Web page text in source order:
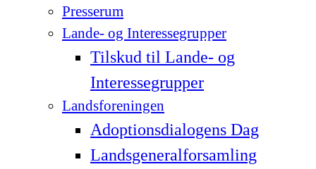
Presserum
Lande- og Interessegrupper
Tilskud til Lande- og
Interessegrupper
Landsforeningen
Adoptionsdialogens Dag
Landsgeneralforsamling